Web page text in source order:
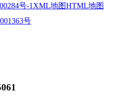
号-1 XML地图HTML地图
号